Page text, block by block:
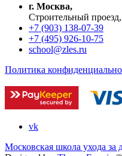
г. Москва,
Строительный
+7 (903) 138-07-39
+7 (495) 926-10-75
school@zles.ru
Политика
vk
Московская школа ухода